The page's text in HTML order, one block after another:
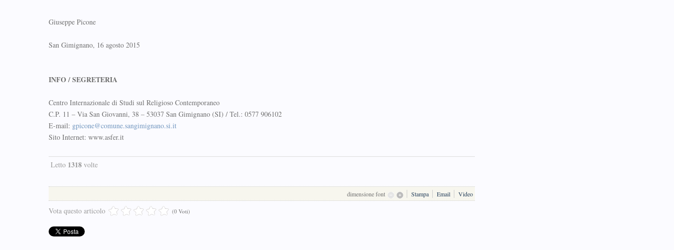
Giuseppe Picone
San Gimignano, 16 agosto 2015
INFO / SEGRETERIA
Centro Internazionale di Studi sul Religioso Contemporaneo
C.P. 11 – Via San Giovanni, 38 – 53037 San Gimignano (SI) / Tel.: 0577 906102
E-mail: gpicone@comune.sangimignano.si.it
Sito Internet: www.asfer.it
Letto 1318 volte
dimensione font Stampa Email Video
Vota questo articolo (0 Voti)